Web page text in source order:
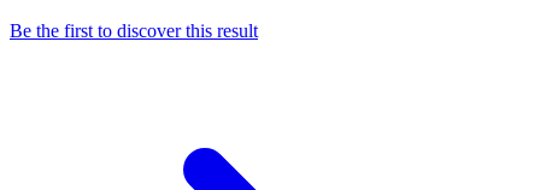
Be the first to discover this result